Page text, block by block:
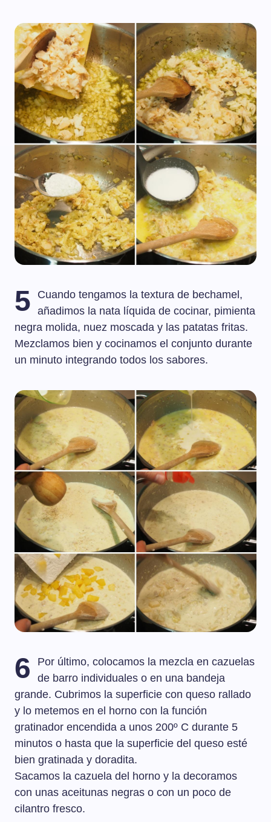
5
Cuando tengamos la textura de bechamel,
añadimos la nata líquida de cocinar, pimienta
negra molida, nuez moscada y las patatas fritas.
Mezclamos bien y cocinamos el conjunto durante
un minuto integrando todos los sabores.
6
Por último, colocamos la mezcla en cazuelas
de barro individuales o en una bandeja
grande. Cubrimos la superficie con queso rallado
y lo metemos en el horno con la función
gratinador encendida a unos 200º C durante 5
minutos o hasta que la superficie del queso esté
bien gratinada y doradita.
Sacamos la cazuela del horno y la decoramos
con unas aceitunas negras o con un poco de
cilantro fresco.